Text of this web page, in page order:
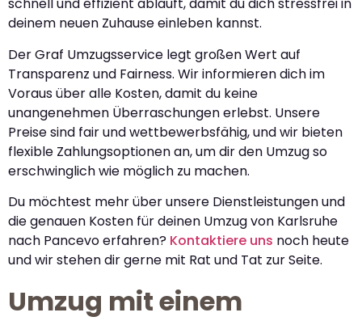
schnell und effizient abläuft, damit du dich stressfrei in
deinem neuen Zuhause einleben kannst.
Der Graf Umzugsservice legt großen Wert auf
Transparenz und Fairness. Wir informieren dich im
Voraus über alle Kosten, damit du keine
unangenehmen Überraschungen erlebst. Unsere
Preise sind fair und wettbewerbsfähig, und wir bieten
flexible Zahlungsoptionen an, um dir den Umzug so
erschwinglich wie möglich zu machen.
Du möchtest mehr über unsere Dienstleistungen und
die genauen Kosten für deinen Umzug von Karlsruhe
nach Pancevo erfahren? Kontaktiere uns noch heute
und wir stehen dir gerne mit Rat und Tat zur Seite.
Umzug mit einem